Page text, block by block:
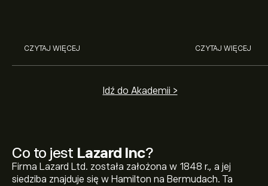
Co to jest Lazard Inc?
Firma Lazard Ltd. została założona w 1848 r., a jej
siedziba znajduje się w Hamilton na Bermudach. Ta
CZYTAJ WIĘCEJ CZYTAJ WIĘCEJ
Idź do Akademii >